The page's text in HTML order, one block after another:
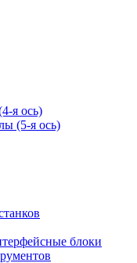
я ось)
(5-я ось)
блоки